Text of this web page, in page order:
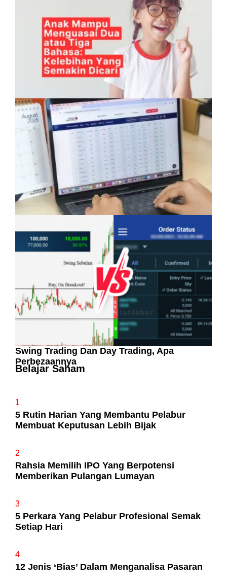
Anak Mampu Menguasai Dua atau Tiga
Bahasa: Kelebihan Yang Semakin Dicari
Pelaburan Saham Bukan Untuk Mereka Yang
Suka ‘Stress’
Swing Trading Dan Day Trading, Apa
Perbezaannya
Belajar Saham
1
5 Rutin Harian Yang Membantu Pelabur
Membuat Keputusan Lebih Bijak
2
Rahsia Memilih IPO Yang Berpotensi
Memberikan Pulangan Lumayan
3
5 Perkara Yang Pelabur Profesional Semak
Setiap Hari
4
12 Jenis ‘Bias’ Dalam Menganalisa Pasaran